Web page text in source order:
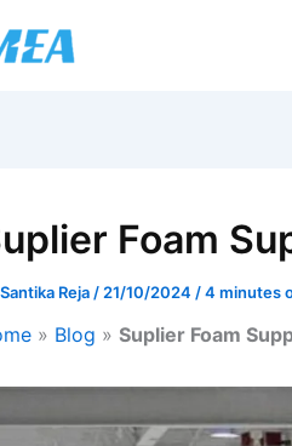
Foam
Santika Reja / 21/10/2024 /4 minutes
» Blog » Suplier Foam